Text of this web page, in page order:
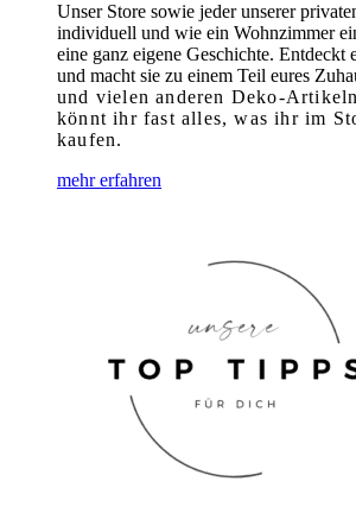
Unser Store sowie jeder unserer
individuell und wie ein Wohnzimmer
eine ganz eigene Geschichte. Entdeckt
und macht sie zu einem Teil eures
und vielen anderen Deko-
könnt ihr fast alles, was ihr im
kaufen.
mehr erfahren